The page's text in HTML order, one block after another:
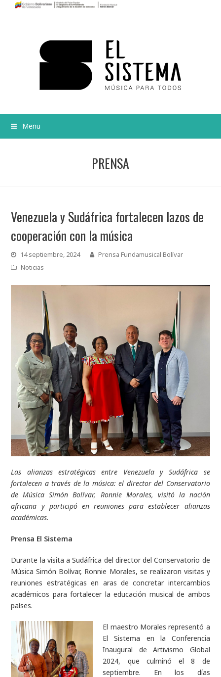
Menu
PRENSA
Venezuela y Sudáfrica fortalecen lazos de
cooperación con la música
14 septiembre, 2024
Prensa Fundamusical Bolívar
Noticias
Las alianzas estratégicas entre Venezuela y Sudáfrica se
fortalecen a través de la música: el director del Conservatorio
de Música Simón Bolívar, Ronnie Morales, visitó la nación
africana y participó en reuniones para establecer alianzas
académicas.
Prensa El Sistema
Durante la visita a Sudáfrica del director del Conservatorio de
Música Simón Bolívar, Ronnie Morales, se realizaron visitas y
reuniones estratégicas en aras de concretar intercambios
académicos para fortalecer la educación musical de ambos
países.
El maestro Morales representó a
El Sistema en la Conferencia
Inaugural de Artivismo Global
2024, que culminó el 8 de
septiembre. En los días